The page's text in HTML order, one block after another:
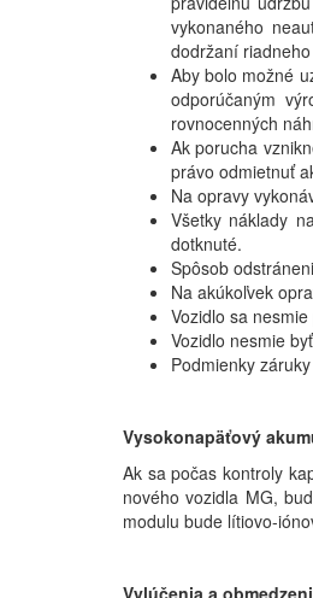
vykonaného
dodržaní
Aby bolo možné
odporúčaným
rovnocenných
Ak porucha
právo odmietnuť
Na opravy
Všetky náklady
dotknuté.
Spôsob
Na akúkoľvek
Vozidlo sa
Vozidlo nesmie
Podmienky
Vysokonapäťový
Ak sa počas kontroly
nového vozidla MG,
modulu bude lítiovo-